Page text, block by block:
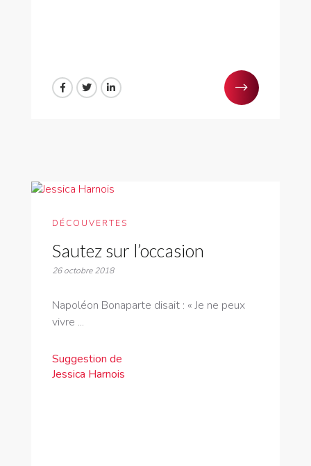
DÉCOUVERTES
Sautez sur l’occasion
26 octobre 2018
Napoléon Bonaparte disait : « Je ne peux
vivre ...
Suggestion de
Jessica Harnois